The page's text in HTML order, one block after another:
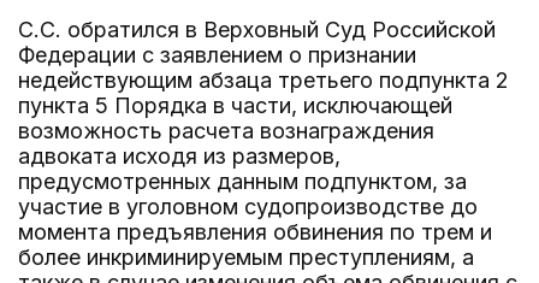
С.С. обратился в Верховный Суд Российской
Федерации с заявлением о признании
недействующим абзаца третьего подпункта 2
пункта 5 Порядка в части, исключающей
возможность расчета вознаграждения
адвоката исходя из размеров,
предусмотренных данным подпунктом, за
участие в уголовном судопроизводстве до
момента предъявления обвинения по трем и
более инкриминируемым преступлениям, а